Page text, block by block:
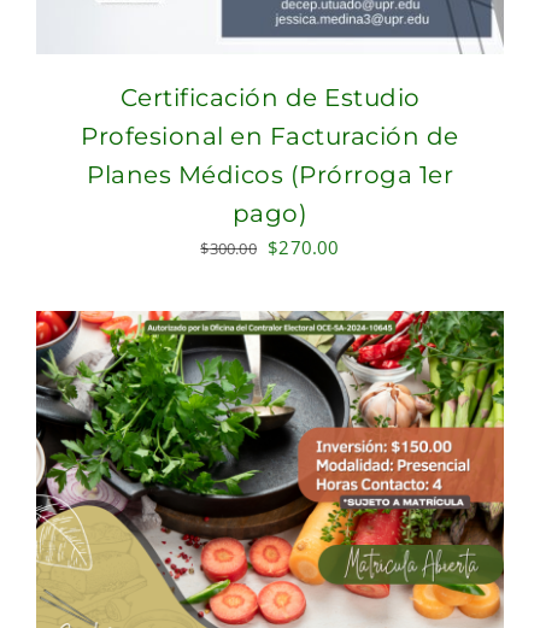
Certificación de Estudio
Profesional en Facturación de
Planes Médicos (Prórroga 1er
pago)
$300.00 Original
was:
$300.00.
$270.00
is:
$270.00.